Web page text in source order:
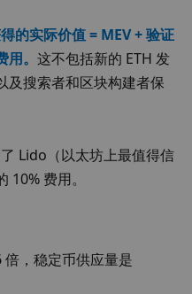
的实际价值 = MEV + 验证
用。这不包括新的 ETH 发
及搜索者和区块构建者保
Lido（以太坊上最值得信
费用。
倍，稳定币供应量是